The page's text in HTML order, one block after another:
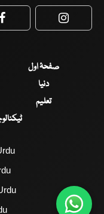
Facebook
صفحۂ اول
دنیا
تعلیم